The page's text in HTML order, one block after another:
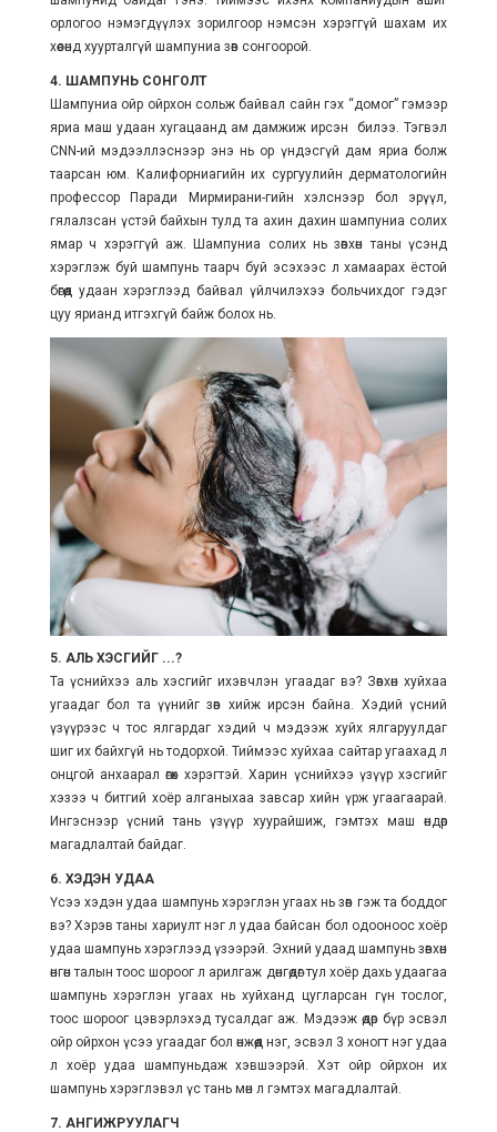
орлогоо нэмэгдүүлэх зорилгоор нэмсэн хэрэггүй шахам их
хөөсөнд хуурталгүй шампуниа зөв сонгоорой.
4. ШАМПУНЬ СОНГОЛТ
Шампуниа ойр ойрхон сольж байвал сайн гэх “домог” гэмээр
яриа маш удаан хугацаанд ам дамжиж ирсэн билээ. Тэгвэл
CNN-ий мэдээллэснээр энэ нь ор үндэсгүй дам яриа болж
таарсан юм. Калифорниагийн их сургуулийн дерматологийн
профессор Паради Мирмирани-гийн хэлснээр бол эрүүл,
гялалзсан үстэй байхын тулд та ахин дахин шампуниа солих
ямар ч хэрэггүй аж. Шампуниа солих нь зөвхөн таны үсэнд
хэрэглэж буй шампунь таарч буй эсэхээс л хамаарах ёстой
бөгөөд удаан хэрэглээд байвал үйлчилэхээ больчихдог гэдэг
цуу ярианд итгэхгүй байж болох нь.
5. АЛЬ ХЭСГИЙГ ...?
Та үснийхээ аль хэсгийг ихэвчлэн угаадаг вэ? Зөвхөн хуйхаа
угаадаг бол та үүнийг зөв хийж ирсэн байна. Хэдий үсний
үзүүрээс ч тос ялгардаг хэдий ч мэдээж хуйх ялгаруулдаг
шиг их байхгүй нь тодорхой. Тиймээс хуйхаа сайтар угаахад л
онцгой анхаарал өгөх хэрэгтэй. Харин үснийхээ үзүүр хэсгийг
хэзээ ч битгий хоёр алганыхаа завсар хийн үрж угаагаарай.
Ингэснээр үсний тань үзүүр хуурайшиж, гэмтэх маш өндөр
магадлалтай байдаг.
6. ХЭДЭН УДАА
Үсээ хэдэн удаа шампунь хэрэглэн угаах нь зөв гэж та боддог
вэ? Хэрэв таны хариулт нэг л удаа байсан бол одооноос хоёр
удаа шампунь хэрэглээд үзээрэй. Эхний удаад шампунь зөвхөн
өнгөн талын тоос шороог л арилгаж дөнгөдөг тул хоёр дахь удаагаа
шампунь хэрэглэн угаах нь хуйханд цугларсан гүн тослог,
тоос шороог цэвэрлэхэд тусалдаг аж. Мэдээж өдөр бүр эсвэл
ойр ойрхон үсээ угаадаг бол өнжөөд нэг, эсвэл 3 хоногт нэг удаа
л хоёр удаа шампуньдаж хэвшээрэй. Хэт ойр ойрхон их
шампунь хэрэглэвэл үс тань мөн л гэмтэх магадлалтай.
7. АНГИЖРУУЛАГЧ